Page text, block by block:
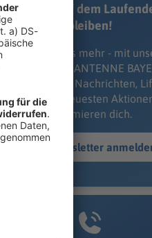
Immer auf dem
bleiben!
Verpass' nichts mehr - mit
kostenlosen ANTENNE
Newsletter. Ob Nachrichten,
oder unsere neuesten
informieren dich.
Zum Newsletter